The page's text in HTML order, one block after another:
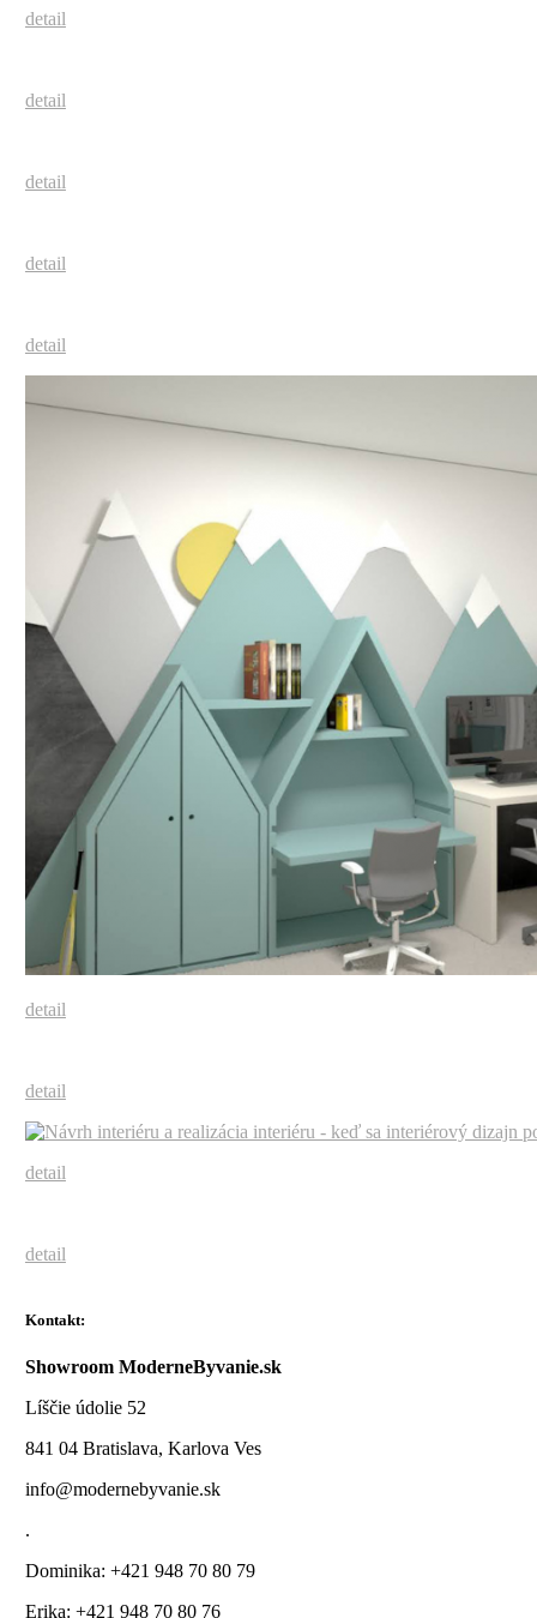
detail
detail
detail
detail
detail
detail
detail
detail
detail
Kontakt:
Showroom ModerneByvanie.sk
Líščie údolie 52
841 04 Bratislava, Karlova Ves
info@modernebyvanie.sk
.
Dominika: +421 948 70 80 79
Erika: +421 948 70 80 76